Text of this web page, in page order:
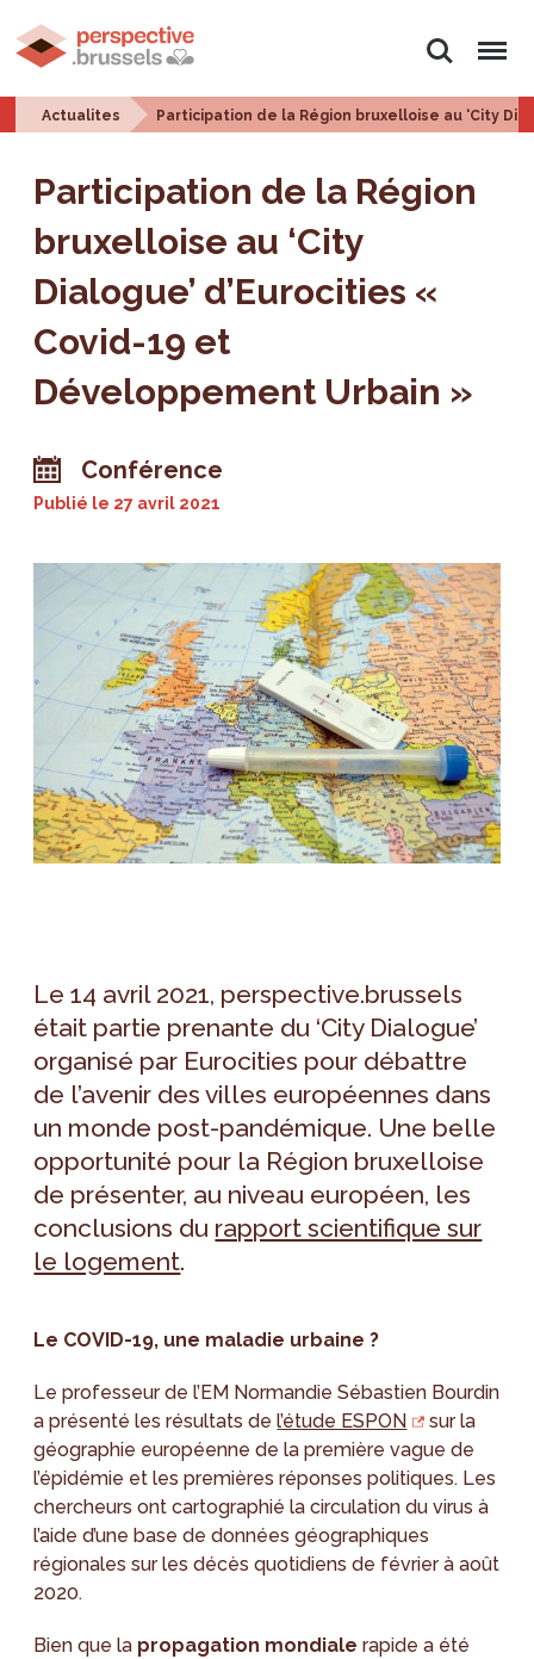
Rechercher
Menu
Actualites Participation de la Région bruxelloise au ‘City
Participation de la Région
bruxelloise au ‘City
Dialogue’ d’Eurocities «
Covid-19 et
Développement Urbain »
Conférence
Publié le 27 avril 2021
Le 14 avril 2021, perspective.brussels
était partie prenante du ‘City Dialogue’
organisé par Eurocities pour débattre
de l’avenir des villes européennes dans
un monde post-pandémique. Une belle
opportunité pour la Région bruxelloise
de présenter, au niveau européen, les
conclusions du rapport scientifique sur
le logement.
Le COVID-19, une maladie urbaine ?
Le professeur de l’EM Normandie Sébastien Bourdin
a présenté les résultats del’étude ESPON
sur la
géographie européenne de la première vague de
l’épidémie et les premières réponses politiques. Les
chercheurs ont cartographié la circulation du virus à
l’aide d’une base de données géographiques
régionales sur les décès quotidiens de février à août
2020.
Bien que la propagation mondiale rapide a été